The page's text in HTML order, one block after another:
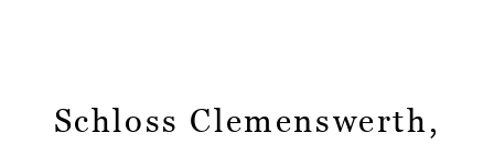
Schloss Clemenswerth,